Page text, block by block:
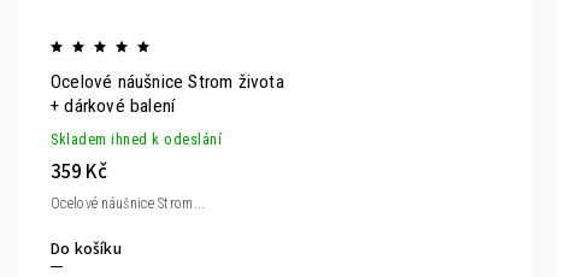
Ocelové náušnice Strom života
+ dárkové balení
Skladem ihned k odeslání
359 Kč
Do košíku
Ocelové náušnice Strom...